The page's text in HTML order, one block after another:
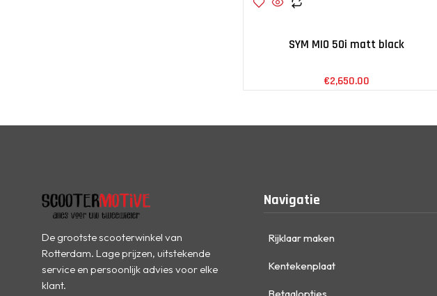
SYM MIO 50i matt black
€2,650.00
De grootste scooterwinkel van
Rotterdam. Lage prijzen, uitstekende
service en persoonlijk advies voor elke
klant.
Navigatie
Rijklaar maken
Kentekenplaat